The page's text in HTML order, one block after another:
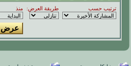
ترتيب حسب طريقة العرض: منذ